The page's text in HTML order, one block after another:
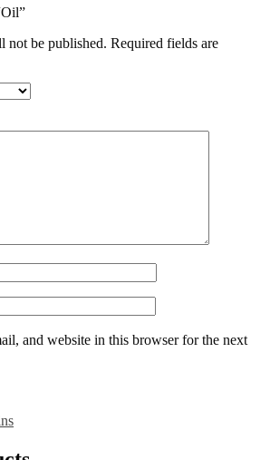
not be published. Required fields are
and website in this browser for the next